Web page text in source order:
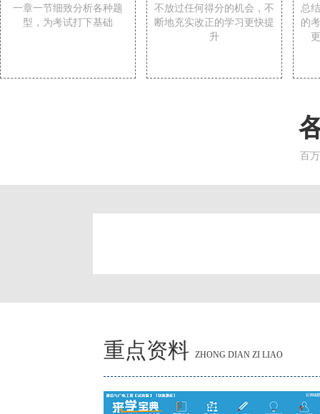
一章一节细致分析各种题
型，为考试打下基础
不放过任何得分的机会，不
断地充实改正的学习更快提
升
总
的
百
重点资料 ZHONG DIAN ZI LIAO